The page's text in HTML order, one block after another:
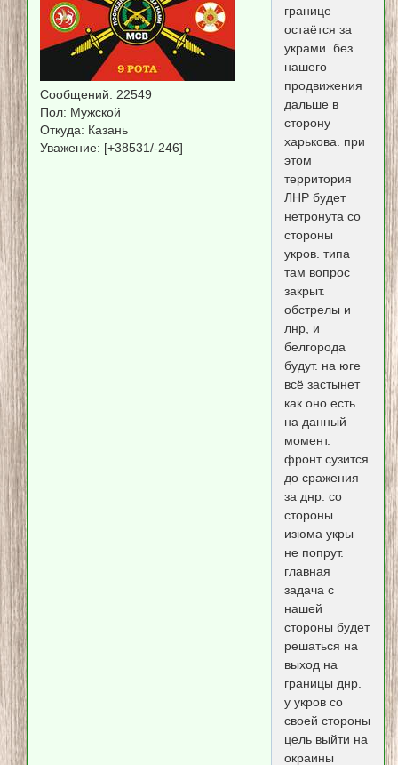
Сообщений: 22549
Пол: Мужской
Откуда: Казань
Уважение: [+38531/-246]
границе
остаётся за
украми. без
нашего
продвижения
дальше в
сторону
харькова. при
этом
территория
ЛНР будет
нетронута со
стороны
укров. типа
там вопрос
закрыт.
обстрелы и
лнр, и
белгорода
будут. на юге
всё застынет
как оно есть
на данный
момент.
фронт сузится
до сражения
за днр. со
стороны
изюма укры
не попрут.
главная
задача с
нашей
стороны будет
решаться на
выход на
границы днр.
у укров со
своей стороны
цель выйти на
окраины